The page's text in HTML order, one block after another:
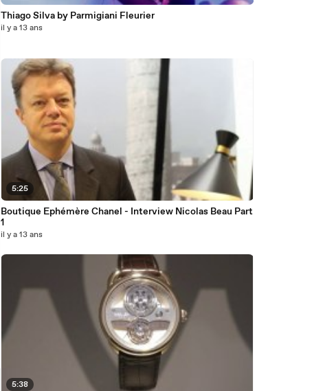
Thiago Silva by Parmigiani Fleurier
il y a 13 ans
5:25
Boutique Ephémère Chanel - Interview Nicolas Beau Part
1
il y a 13 ans
5:38